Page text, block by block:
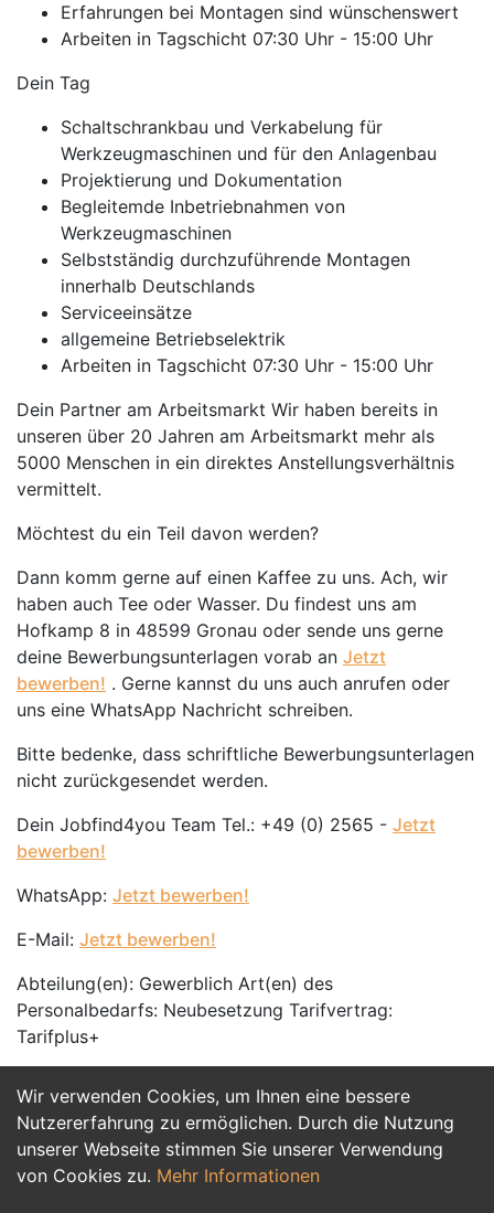
Wir verwenden Cookies, um Ihnen eine bessere
Nutzererfahrung zu ermöglichen. Durch die Nutzung
unserer Webseite stimmen Sie unserer Verwendung
von Cookies zu. Mehr Informationen
Erfahrungen bei Montagen sind wünschenswert
Arbeiten in Tagschicht 07:30 Uhr - 15:00 Uhr
Dein Tag
Schaltschrankbau und Verkabelung für
Werkzeugmaschinen und für den Anlagenbau
Projektierung und Dokumentation
Begleitemde Inbetriebnahmen von
Werkzeugmaschinen
Selbstständig durchzuführende Montagen
innerhalb Deutschlands
Serviceeinsätze
allgemeine Betriebselektrik
Arbeiten in Tagschicht 07:30 Uhr - 15:00 Uhr
Dein Partner am Arbeitsmarkt Wir haben bereits in
unseren über 20 Jahren am Arbeitsmarkt mehr als
5000 Menschen in ein direktes Anstellungsverhältnis
vermittelt.
Möchtest du ein Teil davon werden?
Dann komm gerne auf einen Kaffee zu uns. Ach, wir
haben auch Tee oder Wasser. Du findest uns am
Hofkamp 8 in 48599 Gronau oder sende uns gerne
deine Bewerbungsunterlagen vorab an Jetzt
bewerben! . Gerne kannst du uns auch anrufen oder
uns eine WhatsApp Nachricht schreiben.
Bitte bedenke, dass schriftliche Bewerbungsunterlagen
nicht zurückgesendet werden.
Dein Jobfind4you Team Tel.: +49 (0) 2565 - Jetzt
bewerben!
WhatsApp: Jetzt bewerben!
E-Mail: Jetzt bewerben!
Abteilung(en): Gewerblich Art(en) des
Personalbedarfs: Neubesetzung Tarifvertrag:
Tarifplus+
Jetzt Bewerben